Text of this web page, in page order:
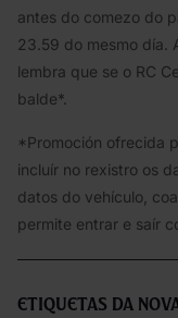
antes do comezo do
23.59 do mesmo día.
lembra que se o RC
balde*.
*Promoción ofrecida
incluír no rexistro os
datos do vehículo,
permite entrar e saír
Etiquetas da